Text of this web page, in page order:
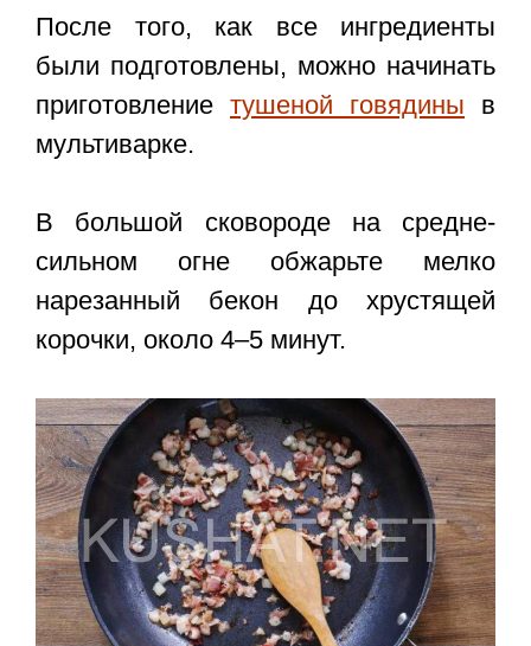
После того, как все ингредиенты
были подготовлены, можно начинать
приготовление тушеной говядины в
мультиварке.
В большой сковороде на средне-
сильном огне обжарьте мелко
нарезанный бекон до хрустящей
корочки, около 4–5 минут.